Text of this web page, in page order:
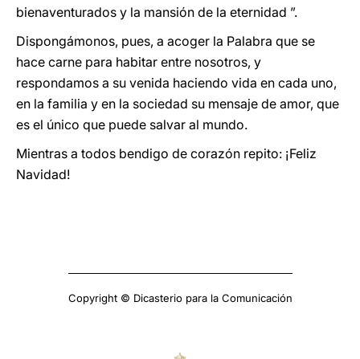
bienaventurados y la mansión de la eternidad ”.
Dispongámonos, pues, a acoger la Palabra que se
hace carne para habitar entre nosotros, y
respondamos a su venida haciendo vida en cada uno,
en la familia y en la sociedad su mensaje de amor, que
es el único que puede salvar al mundo.
Mientras a todos bendigo de corazón repito: ¡Feliz
Navidad!
Copyright © Dicasterio para la Comunicación